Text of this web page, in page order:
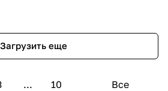
Загрузить еще
... 10 Все